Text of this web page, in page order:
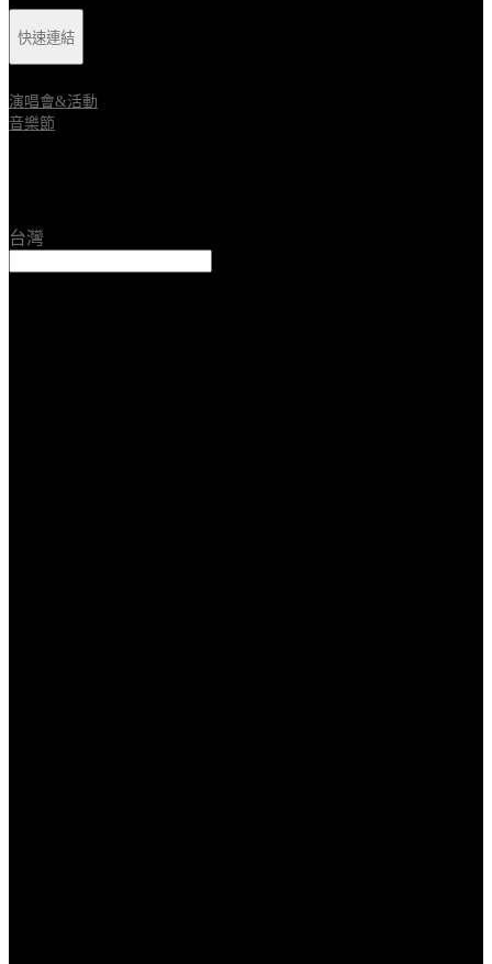
快速連結
演唱會&活動
音樂節
台灣